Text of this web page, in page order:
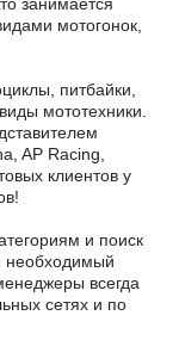
мотогонок,
питбайки,
мототехники.
AP Racing,
клиентов у
и поиск
необходимый
всегда
сетях и по